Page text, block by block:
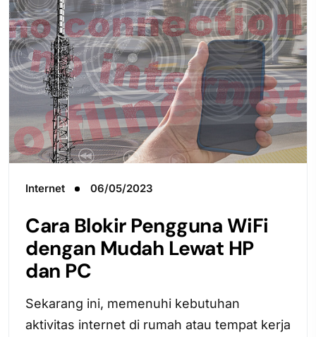
Internet 06/05/2023
Cara Blokir Pengguna WiFi
dengan Mudah Lewat HP
dan PC
Sekarang ini, memenuhi kebutuhan
aktivitas internet di rumah atau tempat kerja